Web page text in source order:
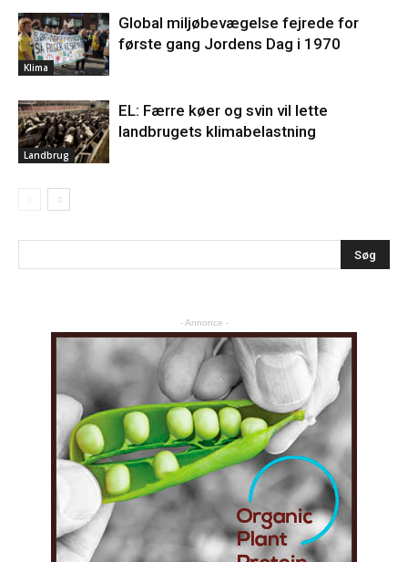
Klima
Global miljøbevægelse fejrede for
første gang Jordens Dag i 1970
Landbrug
EL: Færre køer og svin vil lette
landbrugets klimabelastning
- Annonce -